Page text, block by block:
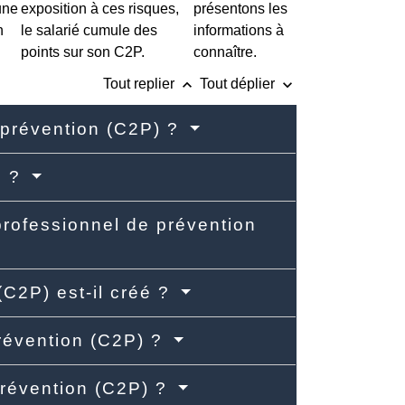
exposition à ces risques,
le salarié cumule des
points sur son C2P.
présentons les
informations à
connaître.
Tout replier keyboard_arrow_up Tout déplier keyboard_arrow_down
(C2P) ?
?
de prévention
est-il créé ?
(C2P) ?
(C2P) ?